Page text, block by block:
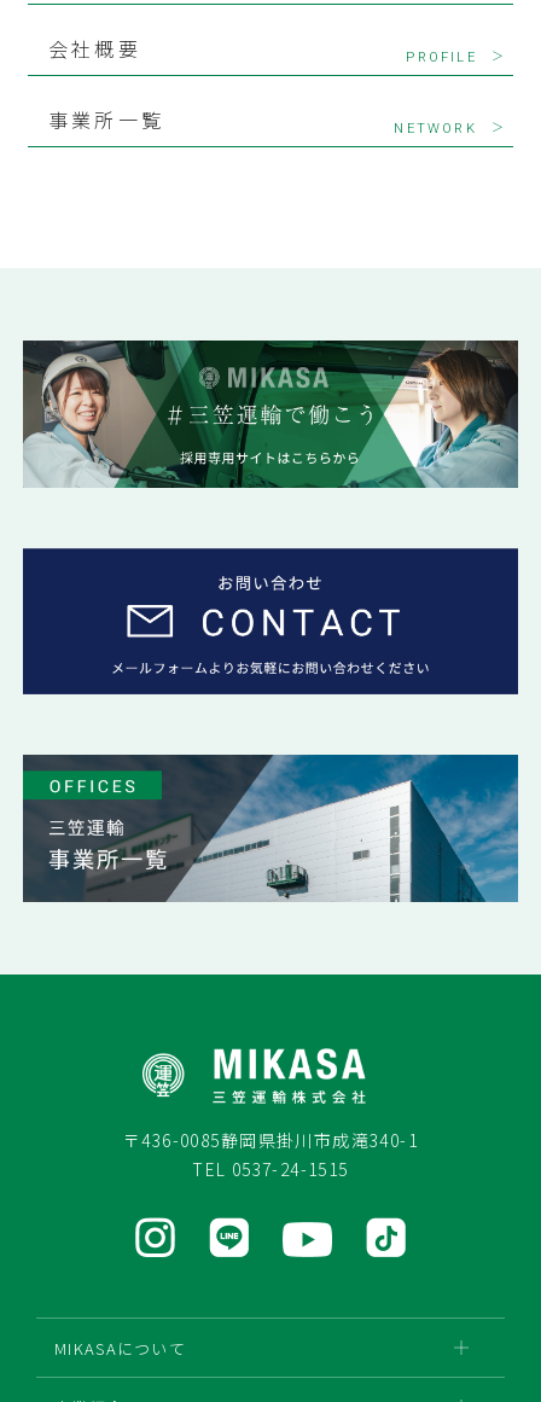
会社概要 PROFILE ＞
事業所一覧 NETWORK ＞
〒436-0085静岡県掛川市成滝340-1
TEL 0537-24-1515
MIKASAについて